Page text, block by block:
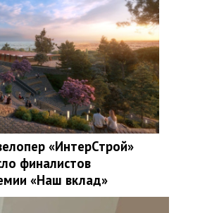
«ИнтерСтрой»
финалистов
«Наш вклад»